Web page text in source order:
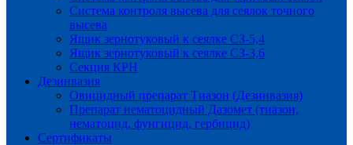
Система контроля высева для сеялок точного
высева
Ящик зернотуковый к сеялке СЗ-5,4
Ящик зернотуковый к сеялке СЗ-3,6
Секция КРН
Дезинвазия
Овицидный препарат Тиазон (Дезинвазия)
Препарат нематоцидный Дазомет (тиазон,
нематоцид, фунгицид, гербицид)
Сертификаты